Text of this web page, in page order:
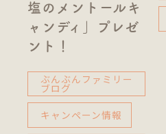
塩のメントールキ
ャンディ」プレゼ
ント！
ぶんぶんファミリー
ブログ
キャンペーン情報